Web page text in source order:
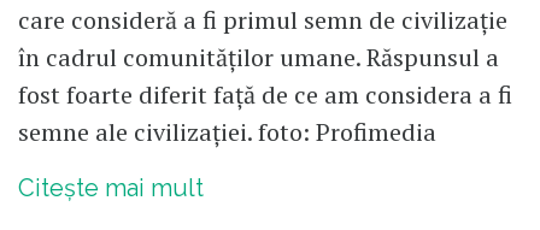
care consideră a fi primul semn de civilizație
în cadrul comunităților umane. Răspunsul a
fost foarte diferit față de ce am considera a fi
semne ale civilizației. foto: Profimedia
Citește mai mult